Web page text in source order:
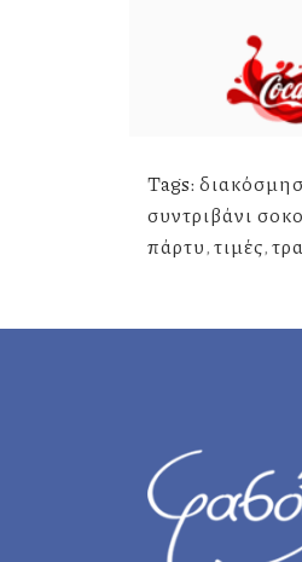
Tags:
συντριβάνι
πάρτυ,τιμές,